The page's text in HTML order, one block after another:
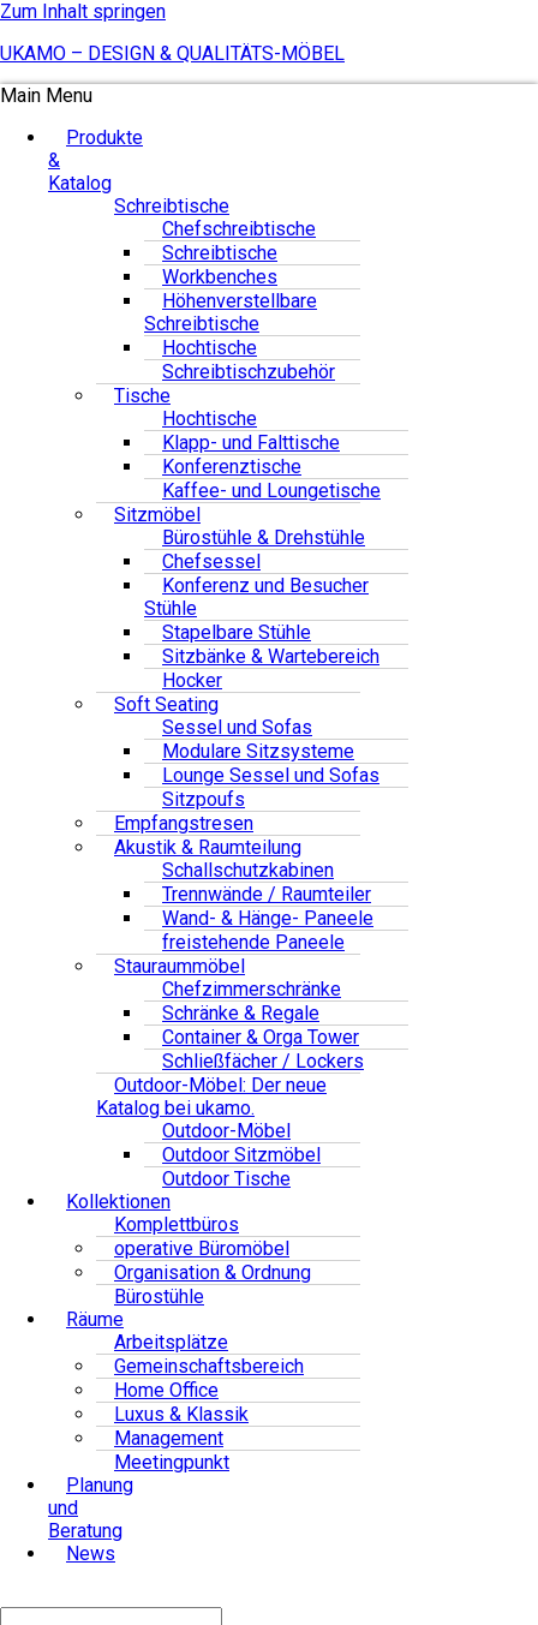
Zum Inhalt springen
UKAMO – DESIGN & QUALITÄTS-MÖBEL
Main Menu
Produkte
&
Katalog
Schreibtische
Chefschreibtische
Schreibtische
Workbenches
Höhenverstellbare
Schreibtische
Hochtische
Schreibtischzubehör
Tische
Hochtische
Klapp- und Falttische
Konferenztische
Kaffee- und Loungetische
Sitzmöbel
Bürostühle & Drehstühle
Chefsessel
Konferenz und Besucher
Stühle
Stapelbare Stühle
Sitzbänke & Wartebereich
Hocker
Soft Seating
Sessel und Sofas
Modulare Sitzsysteme
Lounge Sessel und Sofas
Sitzpoufs
Empfangstresen
Akustik & Raumteilung
Schallschutzkabinen
Trennwände / Raumteiler
Wand- & Hänge- Paneele
freistehende Paneele
Stauraummöbel
Chefzimmerschränke
Schränke & Regale
Container & Orga Tower
Schließfächer / Lockers
Outdoor-Möbel: Der neue
Katalog bei ukamo.
Outdoor-Möbel
Outdoor Sitzmöbel
Outdoor Tische
Kollektionen
Komplettbüros
operative Büromöbel
Organisation & Ordnung
Bürostühle
Räume
Arbeitsplätze
Gemeinschaftsbereich
Home Office
Luxus & Klassik
Management
Meetingpunkt
Planung
und
Beratung
News